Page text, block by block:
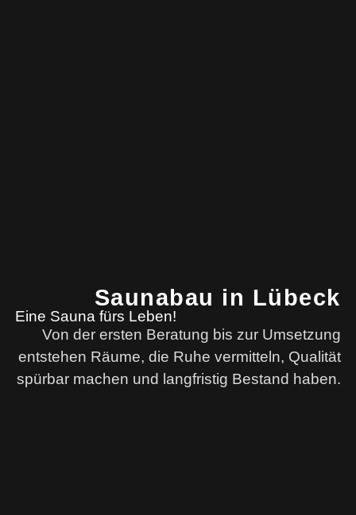
Saunabau in Lübeck
Eine Sauna fürs Leben!
Von der ersten Beratung bis zur Umsetzung
entstehen Räume, die Ruhe vermitteln, Qualität
spürbar machen und langfristig Bestand haben.